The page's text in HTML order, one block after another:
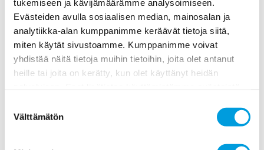
tukemiseen ja kävijämäärämme analysoimiseen.
Evästeiden avulla sosiaalisen median, mainosalan ja
analytiikka-alan kumppanimme keräävät tietoja siitä,
miten käytät sivustoamme. Kumppanimme voivat
yhdistää näitä tietoja muihin tietoihin, joita olet antanut
heille tai joita on kerätty, kun olet käyttänyt heidän
valinta
Välttämätön
Aiemmat vastaukset
Ei vastannut
2021-09-20
5